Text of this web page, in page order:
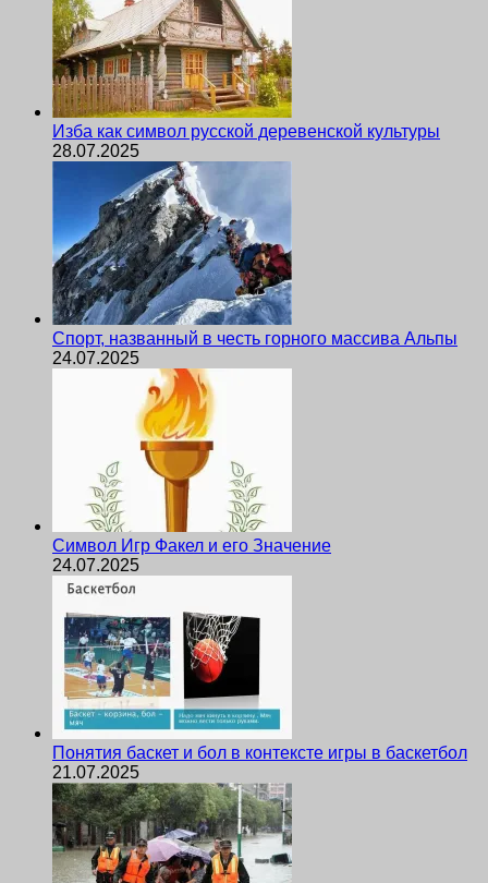
Изба как символ русской деревенской культуры
28.07.2025
Спорт, названный в честь горного массива Альпы
24.07.2025
Символ Игр Факел и его Значение
24.07.2025
Понятия баскет и бол в контексте игры в баскетбол
21.07.2025